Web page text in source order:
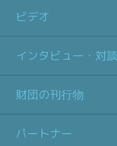
ビデオ
インタビュー・対談
財団の刊行物
パートナー
「LE FUZEI DANS
JAPON」 DE
Présentation de l’éditeur
「Voilà plus de 10 ans
Japon, pour